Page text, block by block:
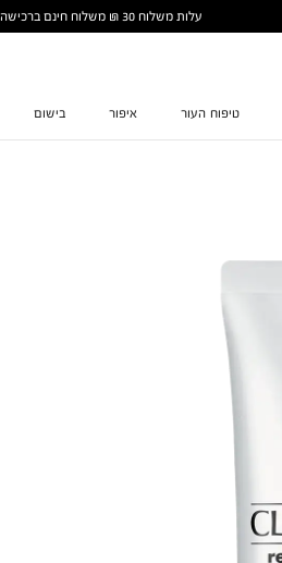
עלות משלוח 30 ₪ משלוח חינם ברכישה ב-249 ₪ ומעלה | עד 14 ימי עסקים
טיפוח העור איפור בישום